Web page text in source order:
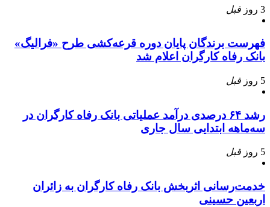
3 روز قبل
فهرست برندگان پایان دوره قرعه‌کشی طرح «فرالیگ»
بانک رفاه کارگران اعلام شد
5 روز قبل
رشد ۶۴ درصدی درآمد عملیاتی بانک رفاه کارگران در
سه‌ماهه ابتدایی سال جاری
5 روز قبل
خدمت‌رسانی اثربخش بانک رفاه کارگران به زائران
اربعین حسینی